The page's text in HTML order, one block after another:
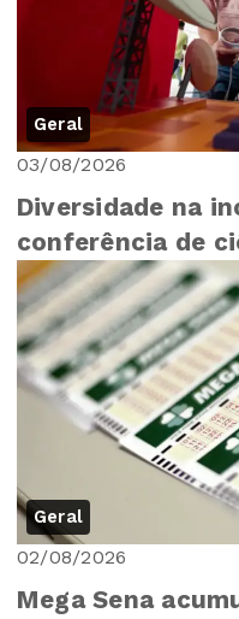
Geral
03/08/2026
Diversidade na
conferência de
Geral
02/08/2026
Mega Sena